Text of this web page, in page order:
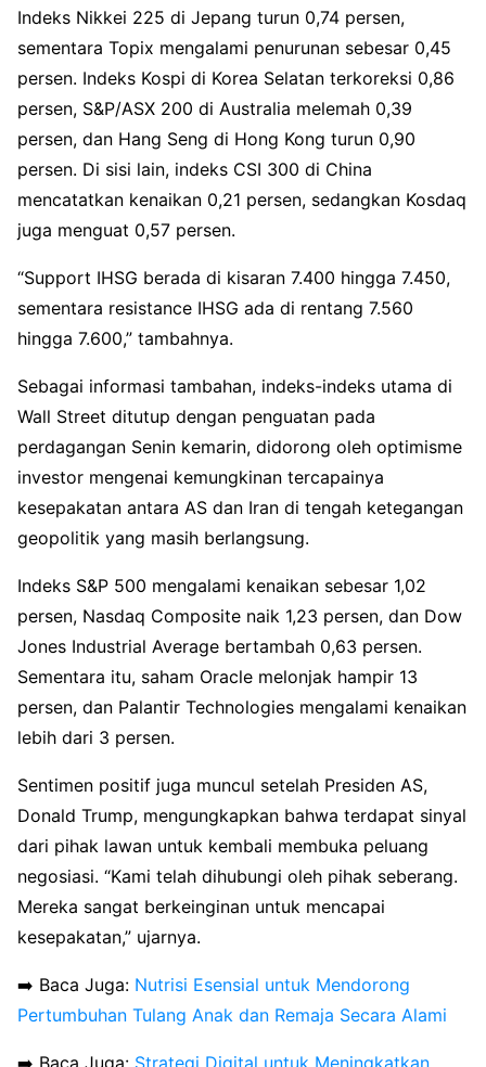
Indeks Nikkei 225 di Jepang turun 0,74 persen,
sementara Topix mengalami penurunan sebesar 0,45
persen. Indeks Kospi di Korea Selatan terkoreksi 0,86
persen, S&P/ASX 200 di Australia melemah 0,39
persen, dan Hang Seng di Hong Kong turun 0,90
persen. Di sisi lain, indeks CSI 300 di China
mencatatkan kenaikan 0,21 persen, sedangkan Kosdaq
juga menguat 0,57 persen.
“Support IHSG berada di kisaran 7.400 hingga 7.450,
sementara resistance IHSG ada di rentang 7.560
hingga 7.600,” tambahnya.
Sebagai informasi tambahan, indeks-indeks utama di
Wall Street ditutup dengan penguatan pada
perdagangan Senin kemarin, didorong oleh optimisme
investor mengenai kemungkinan tercapainya
kesepakatan antara AS dan Iran di tengah ketegangan
geopolitik yang masih berlangsung.
Indeks S&P 500 mengalami kenaikan sebesar 1,02
persen, Nasdaq Composite naik 1,23 persen, dan Dow
Jones Industrial Average bertambah 0,63 persen.
Sementara itu, saham Oracle melonjak hampir 13
persen, dan Palantir Technologies mengalami kenaikan
lebih dari 3 persen.
Sentimen positif juga muncul setelah Presiden AS,
Donald Trump, mengungkapkan bahwa terdapat sinyal
dari pihak lawan untuk kembali membuka peluang
negosiasi. “Kami telah dihubungi oleh pihak seberang.
Mereka sangat berkeinginan untuk mencapai
kesepakatan,” ujarnya.
➡️ Baca Juga: Nutrisi Esensial untuk Mendorong
Pertumbuhan Tulang Anak dan Remaja Secara Alami
➡️ Baca Juga: Strategi Digital untuk Meningkatkan